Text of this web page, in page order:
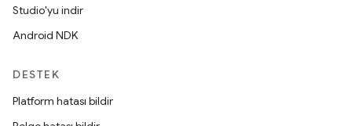
Studio'yu indir
Android NDK
DESTEK
Platform hatası bildir